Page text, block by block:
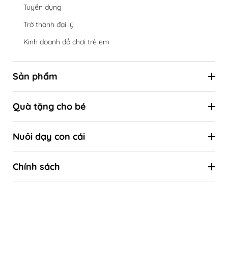
Tuyển dụng
Trở thành đại lý
Kinh doanh đồ chơi trẻ em
Sản phẩm
Hộp đồ chơi định kỳ theo cột mốc phát triển
Đồ chơi theo tuổi
Quà tặng cho bé
Combo ưu đãi
Quà tặng sinh nhật
Nuôi dạy con cái
Kiến thức nuôi con khoa học
Kiến thức khoa học về sự phát triển của trẻ
Chính sách
Liên hệ